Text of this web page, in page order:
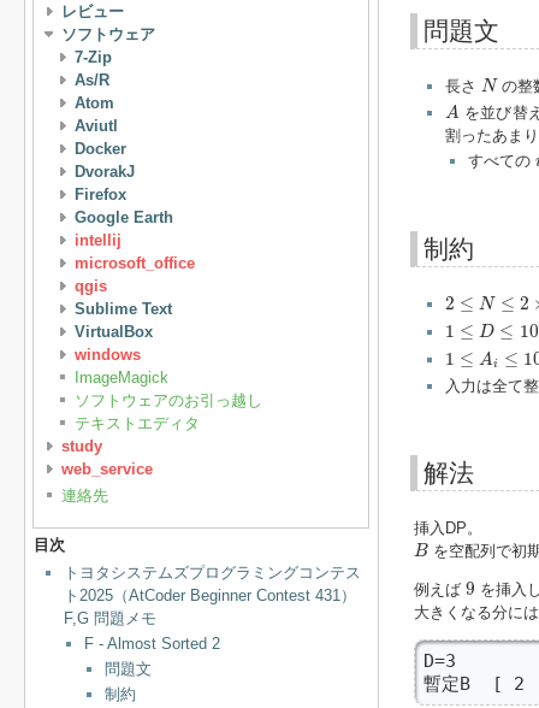
レビュー
ソフトウェア
7-Zip
As/R
Atom
Aviutl
Docker
DvorakJ
Firefox
Google Earth
intellij
microsoft_office
qgis
Sublime Text
VirtualBox
windows
ImageMagick
ソフトウェアのお引っ越し
テキストエディタ
study
web_service
連絡先
目次
トヨタシステムズプログラミングコンテス
ト2025（AtCoder Beginner Contest 431）
F,G 問題メモ
F - Almost Sorted 2
問題文
制約
問題文
長さ N
N の整
A
A を並び替
割ったあま
すべての
制約
2 ≤ N ≤ 2
2 N ≤2 105
1 ≤ D ≤ 10
≤10
1 ≤ Ai ≤
≤10
入力は全て
解法
挿入DP。
B
Bを空配列で初
例えば 9
9 を挿入
大きくなる分に
D=3
暫定B  [